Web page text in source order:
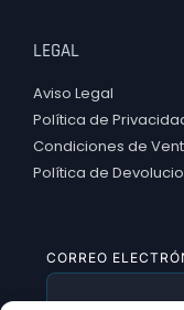
LEGAL
Aviso Legal
Política de
Condiciones de
Política de
CORREO